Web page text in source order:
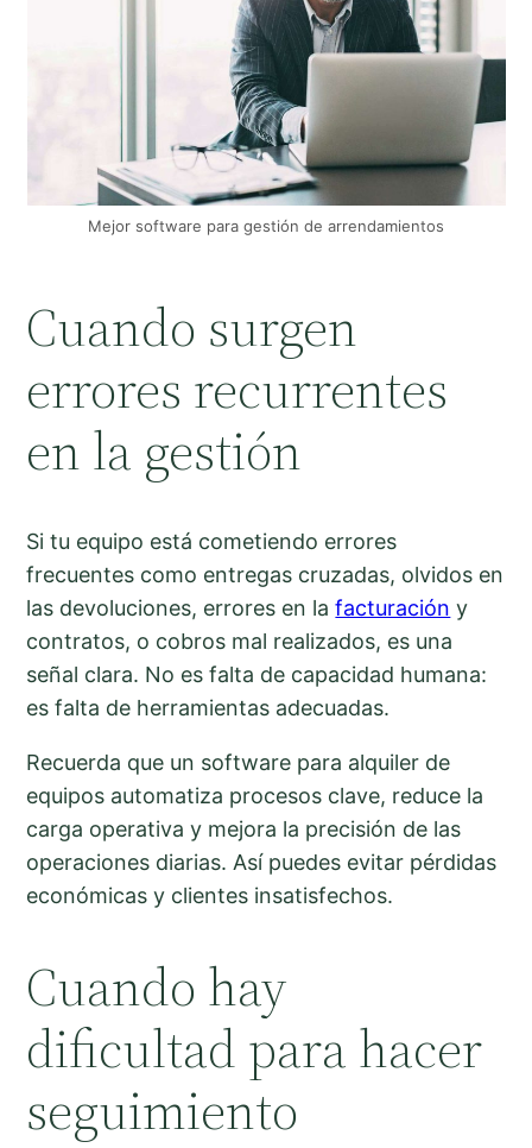
Mejor software para gestión de arrendamientos
Cuando surgen
errores recurrentes
en la gestión
Si tu equipo está cometiendo errores
frecuentes como entregas cruzadas, olvidos en
las devoluciones, errores en lafacturación y
contratos, o cobros mal realizados, es una
señal clara. No es falta de capacidad humana:
es falta de herramientas adecuadas.
Recuerda que un software para alquiler de
equipos automatiza procesos clave, reduce la
carga operativa y mejora la precisión de las
operaciones diarias. Así puedes evitar pérdidas
económicas y clientes insatisfechos.
Cuando hay
dificultad para hacer
seguimiento